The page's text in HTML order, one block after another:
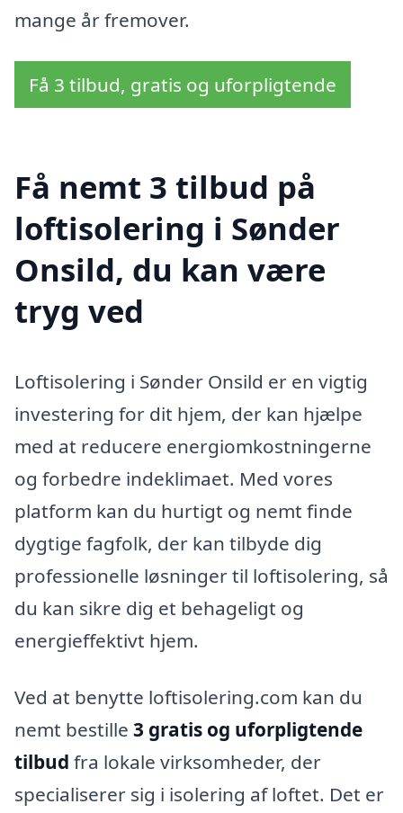
mange år fremover.
Få 3 tilbud, gratis og uforpligtende
Få nemt 3 tilbud på
loftisolering i Sønder
Onsild, du kan være
tryg ved
Loftisolering i Sønder Onsild er en vigtig
investering for dit hjem, der kan hjælpe
med at reducere energiomkostningerne
og forbedre indeklimaet. Med vores
platform kan du hurtigt og nemt finde
dygtige fagfolk, der kan tilbyde dig
professionelle løsninger til loftisolering, så
du kan sikre dig et behageligt og
energieffektivt hjem.
Ved at benytte loftisolering.com kan du
nemt bestille 3 gratis og uforpligtende
tilbud fra lokale virksomheder, der
specialiserer sig i isolering af loftet. Det er